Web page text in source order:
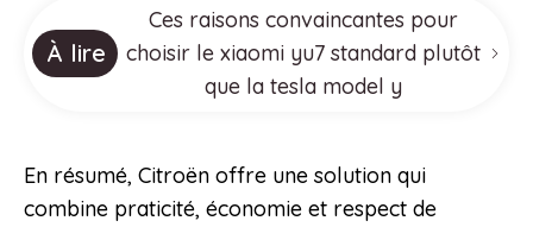
À lire
Ces raisons convaincantes pour
choisir le xiaomi yu7 standard plutôt
que la tesla model y
En résumé, Citroën offre une solution qui
combine praticité, économie et respect de